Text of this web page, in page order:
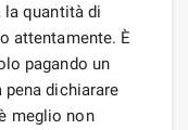
la quantità di
attentamente. È
pagando un
dichiarare
meglio non